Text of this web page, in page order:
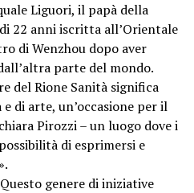
Liguori, il papà della
22 anni iscritta all’Orientale
di Wenzhou dopo aver
parte del mondo.
del Rione Sanità significa
di arte, un’occasione per il
Pirozzi – un luogo dove i
di esprimersi e
genere di iniziative